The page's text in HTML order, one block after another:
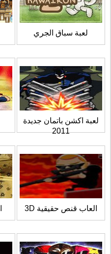
لعبة سباق الجري
لعبة اكشن باتمان جديدة
2011
العاب قنص حقيقية 3D